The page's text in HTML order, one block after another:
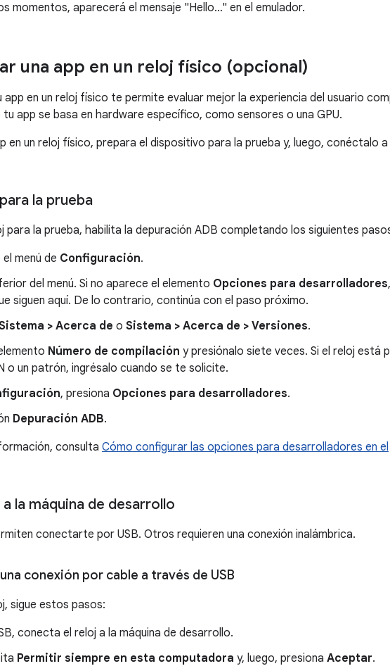
momentos, aparecerá el mensaje "Hello…" en el emulador.
una app en un reloj físico (opcional)
en un reloj físico te permite evaluar mejor la experiencia del usuario
app se basa en hardware específico, como sensores o una GPU.
en un reloj físico, prepara el dispositivo para la prueba y, luego, conéctalo a
la prueba
para la prueba, habilita la depuración ADB completando los siguientes
menú de Configuración.
del menú. Si no aparece el elemento Opciones para desarrolladores
siguen aquí. De lo contrario, continúa con el paso próximo.
> Acerca de o Sistema > Acerca de > Versiones.
Número de compilación y presiónalo siete veces. Si el reloj está
o un patrón, ingrésalo cuando se te solicite.
, presiona Opciones para desarrolladores.
Depuración ADB.
consulta Cómo configurar las opciones para desarrolladores en el
la máquina de desarrollo
conectarte por USB. Otros requieren una conexión inalámbrica.
conexión por cable a través de USB
sigue estos pasos:
conecta el reloj a la máquina de desarrollo.
Permitir siempre en esta computadora y, luego, presiona Aceptar.